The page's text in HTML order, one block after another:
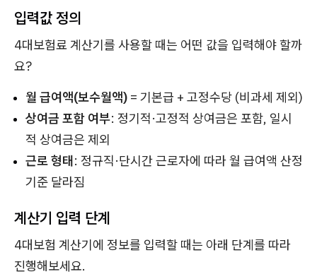
입력값 정의
4대보험료 계산기를 사용할 때는 어떤 값을 입력해야 할까
요?
월 급여액(보수월액) = 기본급 + 고정수당 (비과세 제외)
상여금 포함 여부: 정기적·고정적 상여금은 포함, 일시
적 상여금은 제외
근로 형태: 정규직·단시간 근로자에 따라 월 급여액 산정
기준 달라짐
계산기 입력 단계
4대보험 계산기에 정보를 입력할 때는 아래 단계를 따라
진행해보세요.